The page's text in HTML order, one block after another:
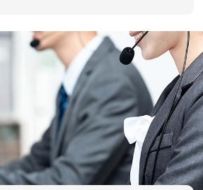
服务
调研，客户可以全程参与，服务人
及配件齐全，物流价格优惠，交货
术和服务指导，无售后烦恼。荣华
企业且根据其不同行业的需求，设
格的水处理设备及完成相关系统的